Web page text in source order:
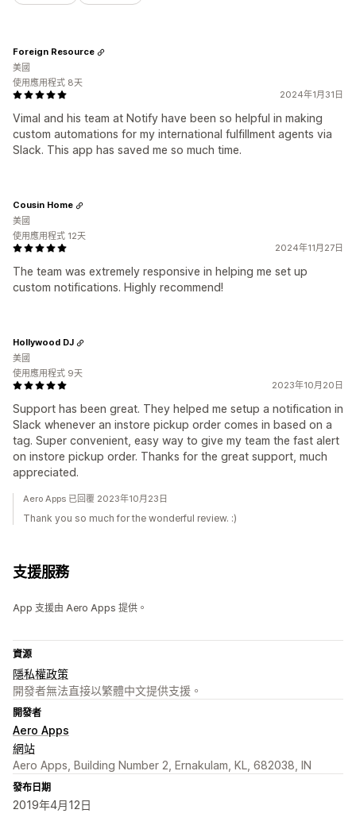
2024年1月31日
Vimal and his team at Notify have been so helpful in making
custom automations for my international fulfillment agents via
Slack. This app has saved me so much time.
Foreign Resource
美國
使用應用程式 8天
2024年11月27日
The team was extremely responsive in helping me set up
custom notifications. Highly recommend!
Cousin Home
美國
使用應用程式 12天
2023年10月20日
Support has been great. They helped me setup a notification in
Slack whenever an instore pickup order comes in based on a
tag. Super convenient, easy way to give my team the fast alert
on instore pickup order. Thanks for the great support, much
appreciated.
Hollywood DJ
美國
使用應用程式 9天
Aero Apps 已回覆 2023年10月23日
Thank you so much for the wonderful review. :)
支援服務
App 支援由 Aero Apps 提供。
資源
隱私權政策
開發者無法直接以繁體中文提供支援。
開發者
Aero Apps
網站
Aero Apps, Building Number 2, Ernakulam, KL, 682038, IN
發布日期
2019年4月12日